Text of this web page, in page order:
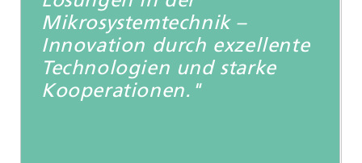
Mikrosystemtechnik –
Innovation durch exzellente
Technologien und starke
Kooperationen."